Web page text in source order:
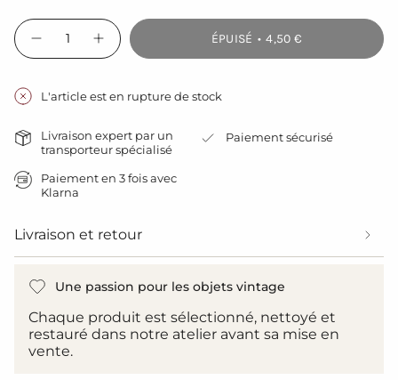
{"in_cart_html"=>"
<span
class=\"quantity-
{{
quantity
}}
</span>
le
panier",
la
pour
product
}}",
"multiples_of"=>"Incréments
de
Diminuer
la
cable
tissu
creme
lisse
2x75
Augmenter
la
bouton
-
tissu
coton
creme
2x75">
ÉPUISÉ 4,50 €
L'article est en rupture de stock
Livraison expert par un
transporteur spécialisé
Paiement sécurisé
Paiement en 3 fois avec
Klarna
Livraison et retour
Une passion pour les objets vintage
Chaque produit est sélectionné, nettoyé et
restauré dans notre atelier avant sa mise en
vente.